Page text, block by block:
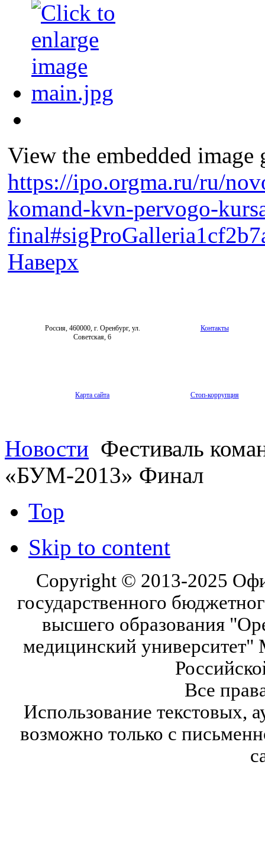
View the embedded
https://ipo.orgma.ru/ru/
komand-kvn-pervogo-
Наверх
Россия, 460000, г. Оренбург, ул.
Советская, 6
Контакты
Карта сайта Стоп-коррупция
Новости Фестиваль
«БУМ-2013» Финал
Top
Skip to content
Copyright © 2013-2025
государственного
высшего образования
медицинский университет"
Все
Использование текстовых,
возможно только с